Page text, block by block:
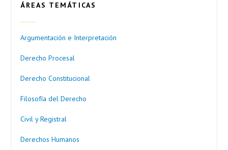
ÁREAS TEMÁTICAS
Argumentación e Interpretación
Derecho Procesal
Derecho Constitucional
Filosofía del Derecho
Civil y Registral
Derechos Humanos